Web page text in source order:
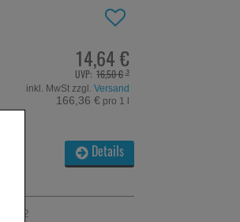
14,64 €
UVP: 16,50 €³
inkl. MwSt zzgl. Versand
166,36 € pro 1 l
Details
2